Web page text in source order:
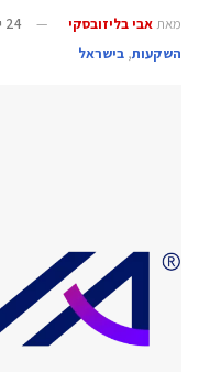
מאת אבי בליזובסקי
24 יולי 2025
השקעות, בישראל